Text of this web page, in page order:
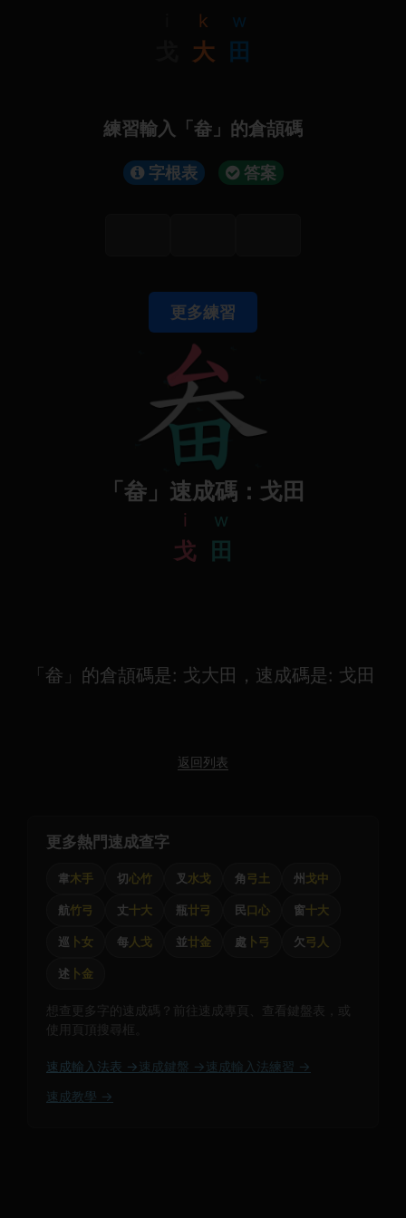
k
大
w
田
練習輸入「畚」的倉頡碼
字根表 答案
更多練習
「畚」速成碼：戈田
i
戈
w
田
「畚」的倉頡碼是: 戈大田，速成碼是: 戈田
返回列表
更多熱門速成查字
韋木手 切心竹 叉 水戈 角弓土 州 戈中
航竹弓 丈十大 瓶廿弓 民口心 窗十大
巡 卜女 每人戈 並廿金 處 卜弓 欠弓人
述 卜金
想查更多字的速成碼？前往速成專頁、查看鍵盤表，或
使用頁頂搜尋框。
速成輸入法表 → 速成鍵盤 → 速成輸入法練習 →
速成教學 →